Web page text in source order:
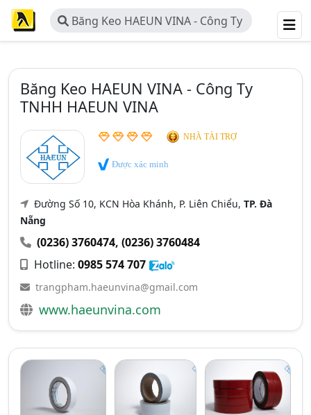
Băng Keo HAEUN VINA - Công Ty
TNHH HAEUN VINA
Băng Keo HAEUN VINA - Công Ty
TNHH HAEUN VINA
NHÀ TÀI TRỢ
Được xác minh
Đường Số 10, KCN Hòa Khánh, P. Liên Chiểu, TP. Đà
Nẵng
(0236) 3760474, (0236) 3760484
Hotline: 0985 574 707
trangpham.haeunvina@gmail.com
www.haeunvina.com